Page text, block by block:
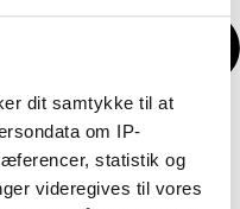
dit samtykke til at
om IP-
statistik og
videregives til vores